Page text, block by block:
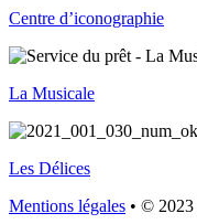
Centre d’iconographie
La Musicale
Les Délices
Mentions légales • © 2023